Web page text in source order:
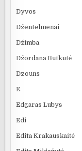
Dyvos
Džentelmenai
Džimba
Džordana Butkutė
Dzouns
E
Edgaras Lubys
Edi
Edita Krakauskaitė